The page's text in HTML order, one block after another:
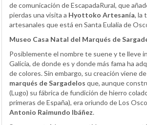
de comunicación de EscapadaRural, que
pierdas una visita a Hyottoko Artesanía, la
artesanales que está en Santa Eulalia de
Museo Casa Natal del Marqués de
Posiblemente el nombre te suene y te lleve
Galicia, de donde es y donde más fama ha
de colores. Sin embargo, su creación viene
marqués de Sargadelos que, aunque
(Lugo) su fábrica de fundición de hierro
primeras de España), era oriundo de Los
Antonio Raimundo Ibáñez.